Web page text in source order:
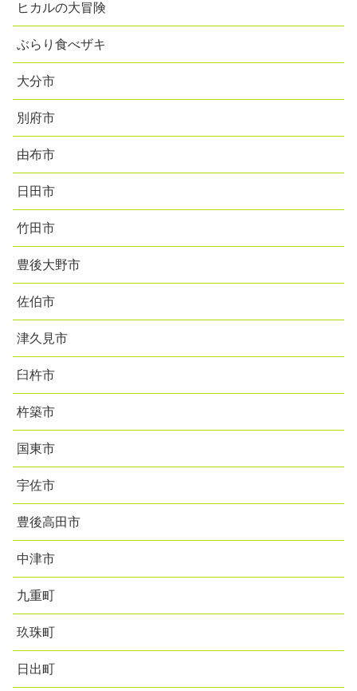
ヒカルの大冒険
ぶらり食べザキ
大分市
別府市
由布市
日田市
竹田市
豊後大野市
佐伯市
津久見市
臼杵市
杵築市
国東市
宇佐市
豊後高田市
中津市
九重町
玖珠町
日出町